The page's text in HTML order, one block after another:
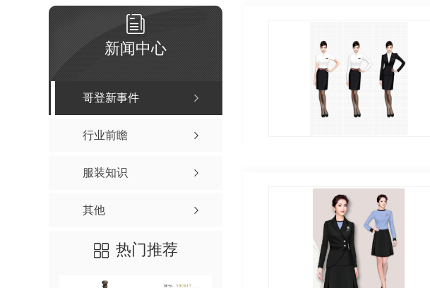
新闻中心
哥登新事件
行业前瞻
服装知识
其他
热门推荐